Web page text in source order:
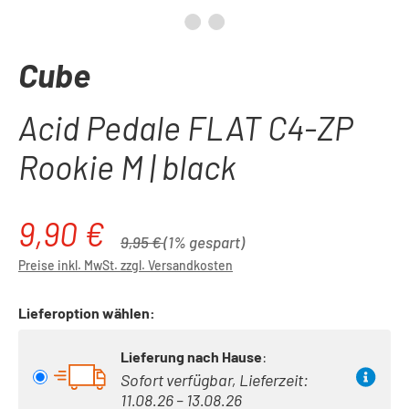
Cube
Acid Pedale FLAT C4-ZP
Rookie M | black
Verkaufspreis:
9,90 € Regulärer Preis:
9,95 €(1% gespart)
Preise inkl. MwSt. zzgl. Versandkosten
Lieferoption wählen:
Lieferung nach Hause:
Sofort verfügbar, Lieferzeit:
11.08.26 – 13.08.26